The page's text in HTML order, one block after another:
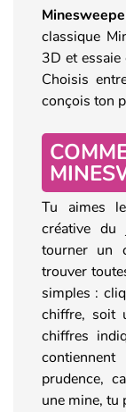
classique
3D et essaie
Choisis
conçois ton
Tu aimes
créative du
tourner un
trouver
simples :
chiffre, soit
chiffres
prudence,
une mine, tu